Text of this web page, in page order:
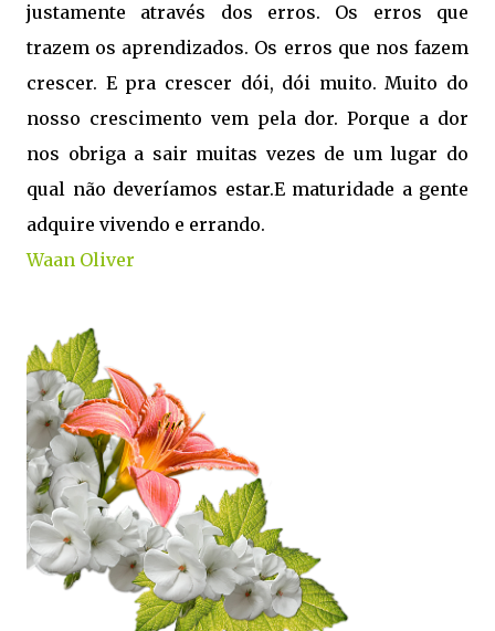
justamente através dos erros. Os erros que
trazem os aprendizados. Os erros que nos fazem
crescer. E pra crescer dói, dói muito. Muito do
nosso crescimento vem pela dor. Porque a dor
nos obriga a sair muitas vezes de um lugar do
qual não deveríamos estar.E maturidade a gente
adquire vivendo e errando.
Waan Oliver